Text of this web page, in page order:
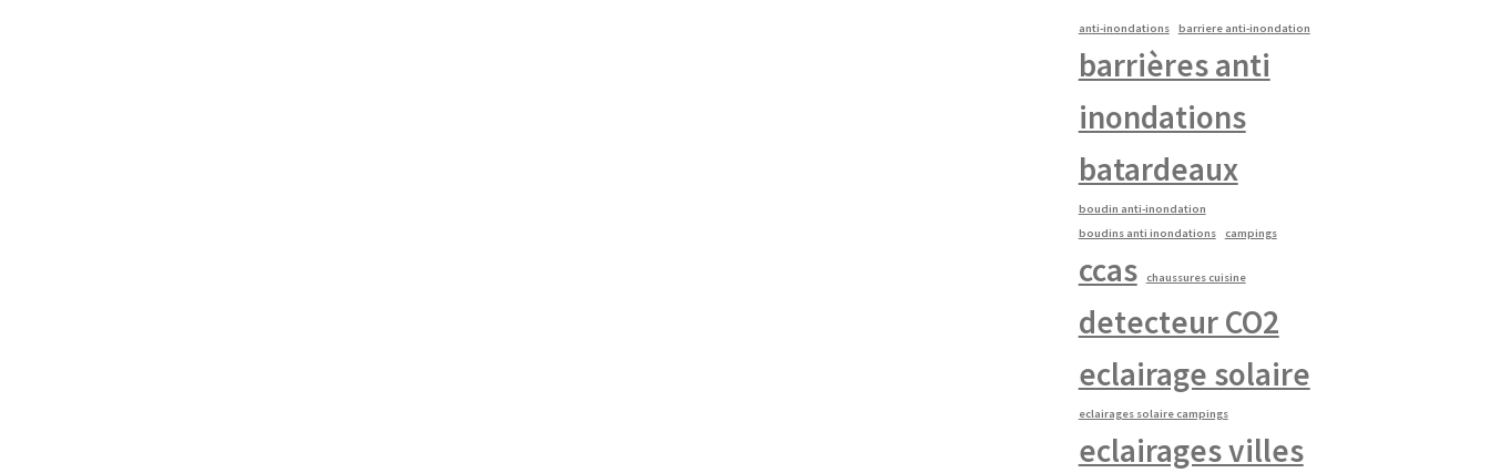
anti-inondations barriere anti-inondation
barrières anti
inondations
batardeaux
boudin anti-inondation
boudins anti inondations
campings
ccas chaussures cuisine
detecteur CO2
eclairage solaire
eclairages solaire campings
eclairages villes